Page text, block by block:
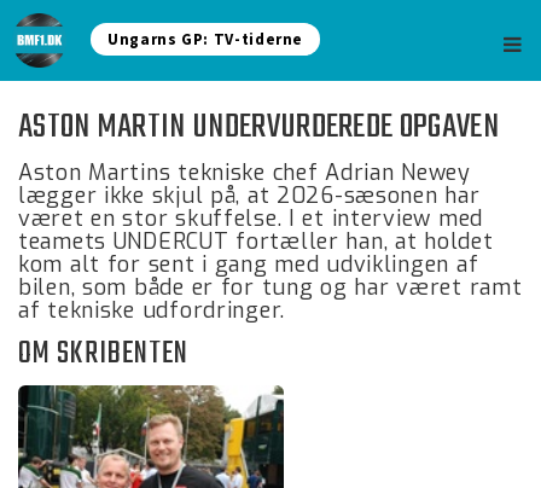
Ungarns GP: TV-tiderne
ASTON MARTIN UNDERVURDEREDE OPGAVEN
Aston Martins tekniske chef Adrian Newey
lægger ikke skjul på, at 2026-sæsonen har
været en stor skuffelse. I et interview med
teamets UNDERCUT fortæller han, at holdet
kom alt for sent i gang med udviklingen af
bilen, som både er for tung og har været ramt
af tekniske udfordringer.
OM SKRIBENTEN